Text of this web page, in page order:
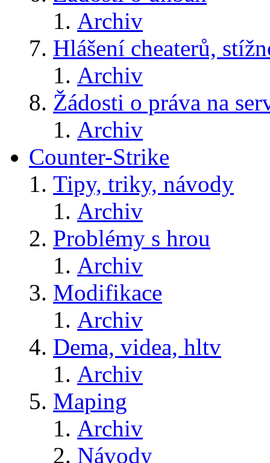
Archiv
Hlášení cheaterů,
Archiv
Žádosti o práva na
Archiv
Counter-Strike
Tipy, triky, návody
Archiv
Problémy s hrou
Archiv
Modifikace
Archiv
Dema, videa, hltv
Archiv
Maping
Archiv
Návody